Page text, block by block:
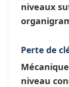
niveaux
Perte de
niveau